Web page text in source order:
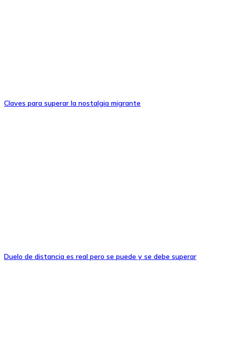
Claves para superar la nostalgia migrante
Duelo de distancia es real pero se puede y se debe superar